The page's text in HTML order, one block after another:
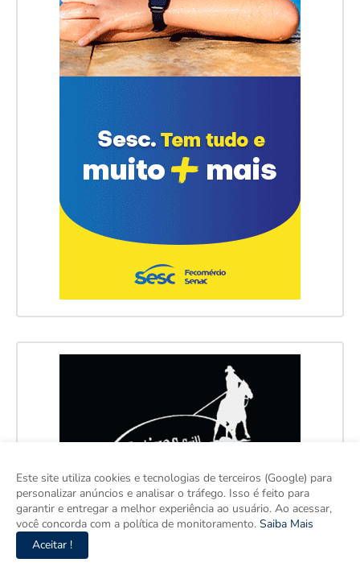
Este site utiliza cookies e tecnologias de terceiros (Google) para
personalizar anúncios e analisar o tráfego. Isso é feito para
garantir e entregar a melhor experiência ao usuário. Ao acessar,
você concorda com a política de monitoramento. Saiba Mais
Aceitar !